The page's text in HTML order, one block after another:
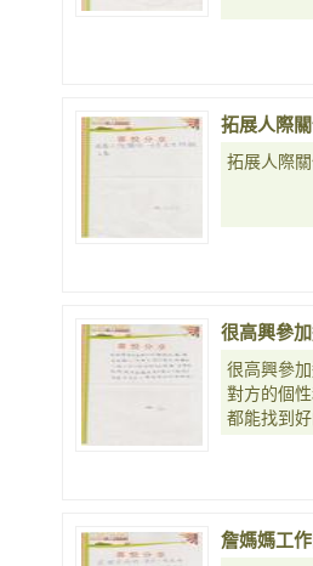
拓展人際
拓展人際
很高興參
很高興參
對方的個
都能找到好
詹媽媽工